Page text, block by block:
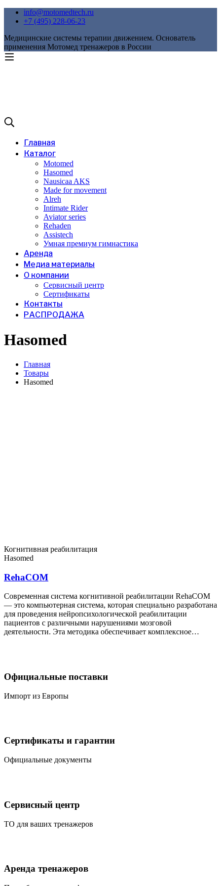
info@motomedtech.ru
+7 (495) 228-06-23
Медицинские системы терапии движением. Основатель
применения Мотомед тренажеров в России
Главная
Каталог
Motomed
Hasomed
Nausicaa AKS
Made for movement
Alreh
Intimate Rider
Aviator series
Rehaden
Assistech
Умная премиум гимнастика
Аренда
Медиа материалы
О компании
Сервисный центр
Сертификаты
Контакты
РАСПРОДАЖА
Hasomed
Главная
Товары
Hasomed
Когнитивная реабилитация
Hasomed
RehaCOM
Современная система когнитивной реабилитации RehaCOM
— это компьютерная система, которая специально разработана
для проведения нейропсихологической реабилитации
пациентов с различными нарушениями мозговой
деятельности. Эта методика обеспечивает комплексное…
Официальные поставки
Импорт из Европы
Сертификаты и гарантии
Официальные документы
Сервисный центр
ТО для ваших тренажеров
Аренда тренажеров